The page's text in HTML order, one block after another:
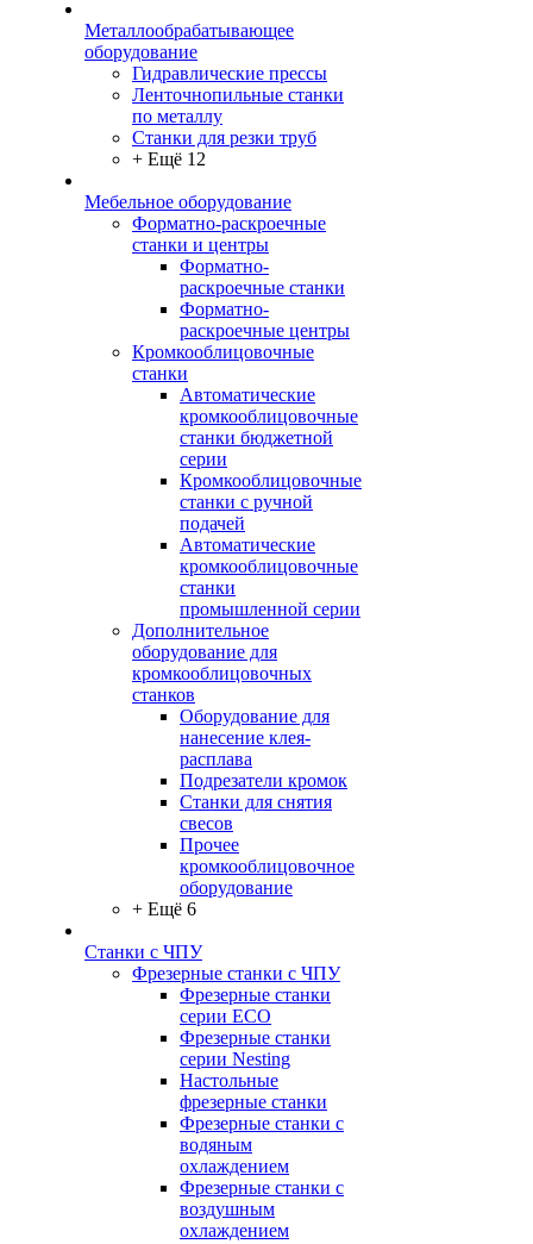
Металлообрабатывающее
оборудование
Гидравлические прессы
Ленточнопильные станки
по металлу
Станки для резки труб
+ Ещё 12
Мебельное оборудование
Форматно-раскроечные
станки и центры
Форматно-
раскроечные станки
Форматно-
раскроечные центры
Кромкооблицовочные
станки
Автоматические
кромкооблицовочные
станки бюджетной
серии
Кромкооблицовочные
станки с ручной
подачей
Автоматические
кромкооблицовочные
станки
промышленной серии
Дополнительное
оборудование для
кромкооблицовочных
станков
Оборудование для
нанесение клея-
расплава
Подрезатели кромок
Станки для снятия
свесов
Прочее
кромкооблицовочное
оборудование
+ Ещё 6
Станки с ЧПУ
Фрезерные станки с ЧПУ
Фрезерные станки
серии ECO
Фрезерные станки
серии Nesting
Настольные
фрезерные станки
Фрезерные станки с
водяным
охлаждением
Фрезерные станки с
воздушным
охлаждением